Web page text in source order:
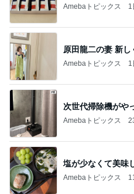
Amebaトピックス 1
原田龍二の妻 新
Amebaトピックス 1
次世代掃除機がや
Amebaトピックス
塩が少なくて美味
Amebaトピックス